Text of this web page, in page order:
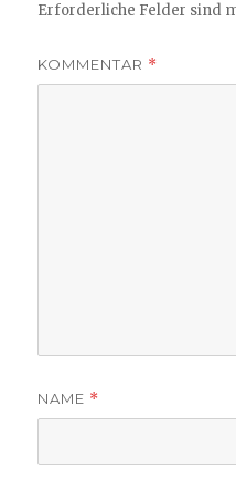
Erforderliche Felder sind
KOMMENTAR *
NAME *